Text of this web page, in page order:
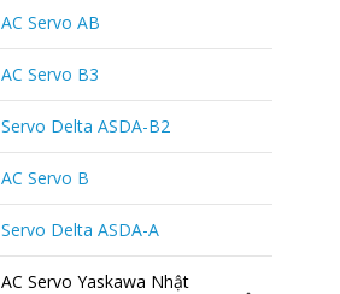
AC Servo AB
AC Servo B3
Servo Delta ASDA-B2
AC Servo B
Servo Delta ASDA-A
AC Servo Yaskawa Nhật